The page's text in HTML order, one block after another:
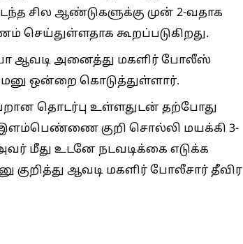
சில ஆண்டுகளுக்கு முன் 2-வதாக
செய்துள்ளதாக கூறப்படுகிறது.
ஆவடி அனைத்து மகளிர் போலீஸ்
மனு ஒன்றை கொடுத்துள்ளார்.
தொடர்பு உள்ளதுடன் தற்போது
குறி சொல்லி மயக்கி 3-
மீது உடனே நடவடிக்கை எடுக்க
குறித்து ஆவடி மகளிர் போலீசார் தீவிர